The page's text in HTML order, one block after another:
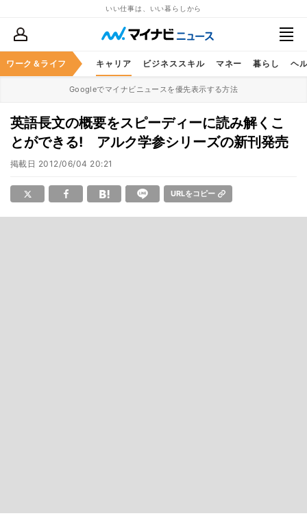
いい仕事は、いい暮らしから
ワーク＆ライフ キャリア ビジネススキル マネー 暮らし ヘ
Googleでマイナビニュースを優先表示する方法
英語長文の概要をスピーディーに読み解くこ
とができる! アルク学参シリーズの新刊発売
掲載日 2012/06/04 20:21
URLをコピー